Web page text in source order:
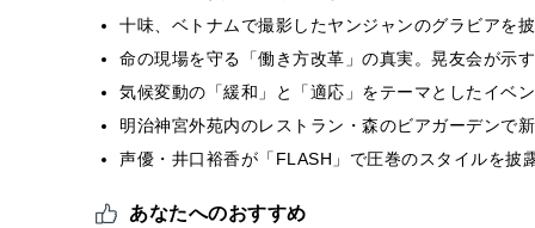
十味、ベトナムで撮影したヤンジャンのグラビアを
命の現場を守る「働き方改革」の真実。晃友会が示
気候変動の「緩和」と「適応」をテーマとしたイベ
明治神宮外苑内のレストラン・森のビアガーデンで
声優・井口裕香が「FLASH」で圧巻のスタイルを
あなたへのおすすめ